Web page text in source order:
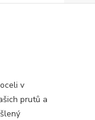
v
prutů a